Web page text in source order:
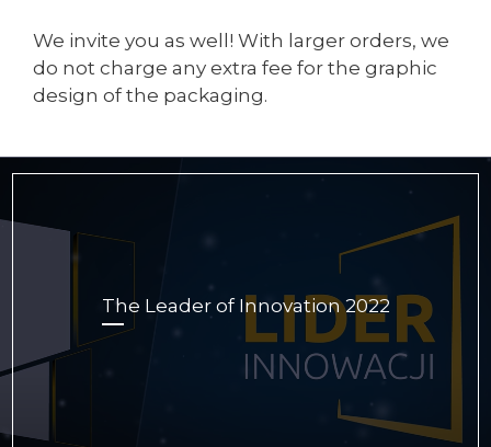
We invite you as well! With larger orders, we
do not charge any extra fee for the graphic
design of the packaging.
The Leader of Innovation 2022